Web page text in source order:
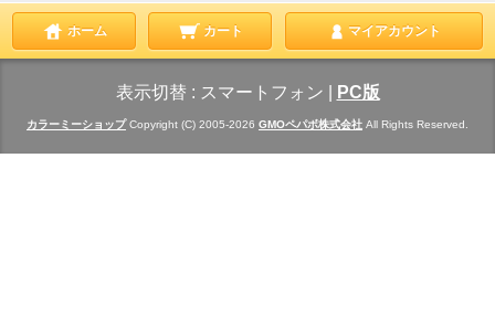
ホーム カート マイアカウント
表示切替 : スマートフォン PC版
カラーミーショップ Copyright (C) 2005-2026 GMOペパボ株式会社 All Rights Reserved.